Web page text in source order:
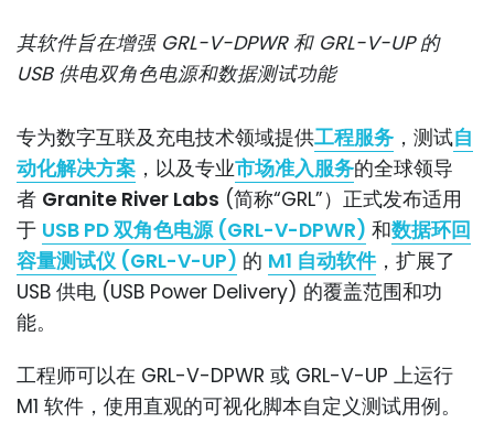
其软件旨在增强 GRL-V-DPWR 和 GRL-V-UP 的
USB 供电双角色电源和数据测试功能
专为数字互联及充电技术领域提供工程服务 ，测试自
动化解决方案 ，以及专业市场准入服务的全球领导
者 Granite River Labs (简称“GRL”）正式发布适用
于 USB PD 双角色电源 (GRL-V-DPWR) 和数据环回
容量测试仪 (GRL-V-UP) 的 M1 自动软件，扩展了
USB 供电 (USB Power Delivery) 的覆盖范围和功
能。
工程师可以在 GRL-V-DPWR 或 GRL-V-UP 上运行
M1 软件，使用直观的可视化脚本自定义测试用例。